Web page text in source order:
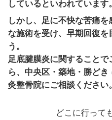
織に炎症が生じ
非常に強い痛み
方や年配の方に
足底腱膜炎の特